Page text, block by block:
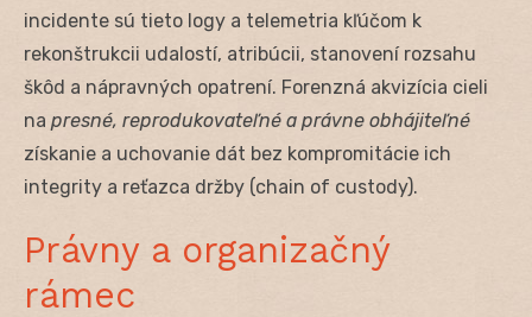
incidente sú tieto logy a telemetria kľúčom k
rekonštrukcii udalostí, atribúcii, stanovení rozsahu
škôd a nápravných opatrení. Forenzná akvizícia cieli
na presné, reprodukovateľné a právne obhájiteľné
získanie a uchovanie dát bez kompromitácie ich
integrity a reťazca držby (chain of custody).
Právny a organizačný
rámec